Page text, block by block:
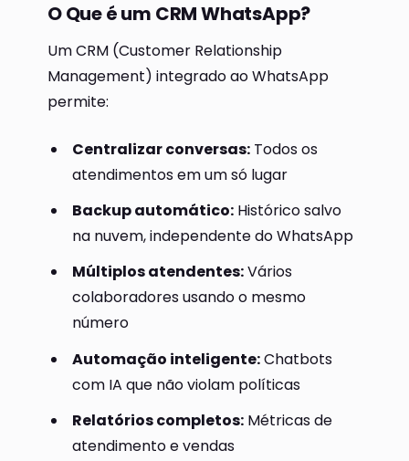
O Que é um CRM WhatsApp?
Um CRM (Customer Relationship
Management) integrado ao WhatsApp
permite:
Centralizar conversas: Todos os
atendimentos em um só lugar
Backup automático: Histórico salvo
na nuvem, independente do WhatsApp
Múltiplos atendentes:Vários
colaboradores usando o mesmo
número
Automação inteligente:Chatbots
com IA que não violam políticas
Relatórios completos: Métricas de
atendimento e vendas